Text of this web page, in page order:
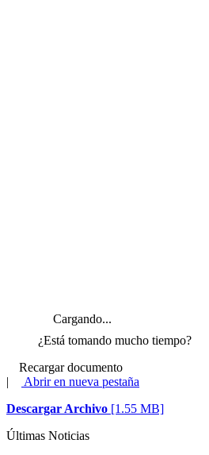
Cargando...
¿Está tomando mucho tiempo?
Recargar documento
|
Abrir en nueva pestaña
Descargar Archivo [1.55 MB]
Últimas Noticias